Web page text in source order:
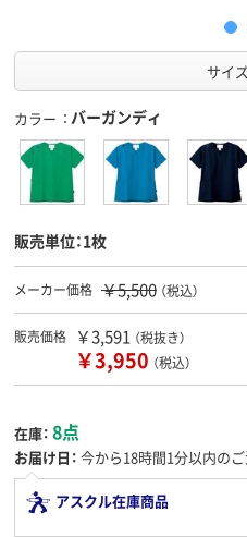
サイ
カラー バーガンディ
販売単位：1枚
メーカー価格 ￥5,500 （税込）
販売価格 ￥3,591 （税抜き）
￥3,950 （税込）
在庫： 8点
お届け日： 今から18時間1分以内のご
アスクル在庫商品